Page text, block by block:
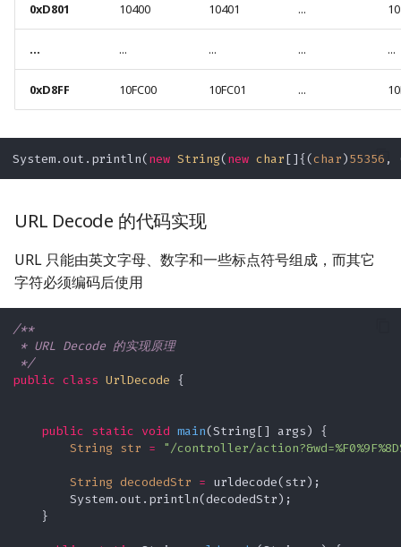
0xD801 10400 10401 ...
... ... ... ... ...
0xD8FF 10FC00 10FC01 ...
System.out.println(new String(new char[]{(char)55356 ,
URL Decode 的代码实现
URL 只能由英文字母、数字和一些标点符号组成，而其它
字符必须编码后使用
/**
* URL Decode 的实现原理
*/
public class UrlDecode {
public static void main(String[] args) {
String str = "/controller/
String decodedStr = urldecode(str);
        System.out.println(decodedStr);
    }